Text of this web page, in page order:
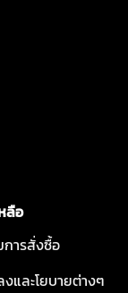
ลือ
ารสั่งซื้อ
และโยบายต่างๆ